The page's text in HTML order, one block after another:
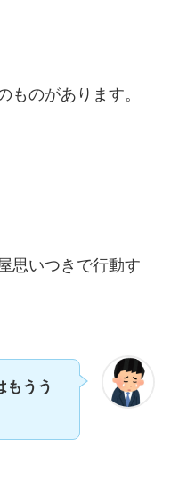
ものがあります。
思いつきで行動す
もうう